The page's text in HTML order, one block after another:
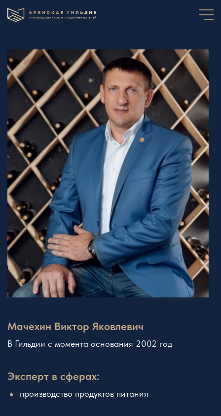
+7 (930) 825-01-01
О Гильдии
Компании
Проекты
Для будущих резидентов
Участники Гильдии
События
Контакты
Мачехин Виктор Яковлевич
В Гильдии с момента основания 2002 год
Эксперт в сферах:
производство продуктов питания